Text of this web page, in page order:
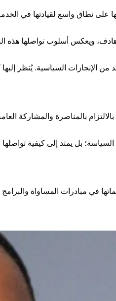
على نطاق واسع لقيادتها في
ويعكس أسلوب تواصلها هذه
من الإنجازات السياسية. يُنظر
بالمناصرة والمشاركة
السياسة؛ بل يمتد إلى كيفية
في مبادرات المساواة والبرامج